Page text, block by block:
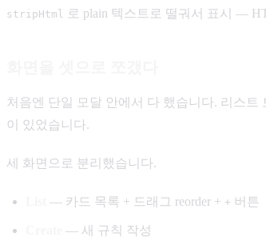
stripHtml 로 plain 텍스트로 떨궈서 표시 —
처음엔 단일 모달 안에서 다 했습니다. 리스트
이 있었습니다.
세 화면으로 분리했습니다.
— 카드 목록 + 드래그 reorder + + 버튼
— 새 규칙 작성